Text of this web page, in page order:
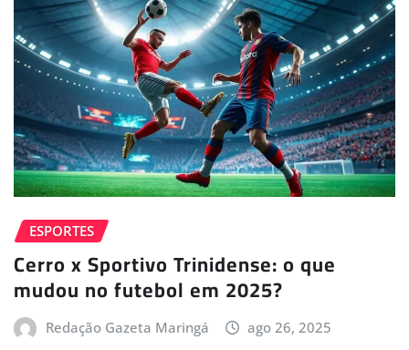
ESPORTES
Cerro x Sportivo Trinidense: o que
mudou no futebol em 2025?
Redação Gazeta Maringá ago 26, 2025